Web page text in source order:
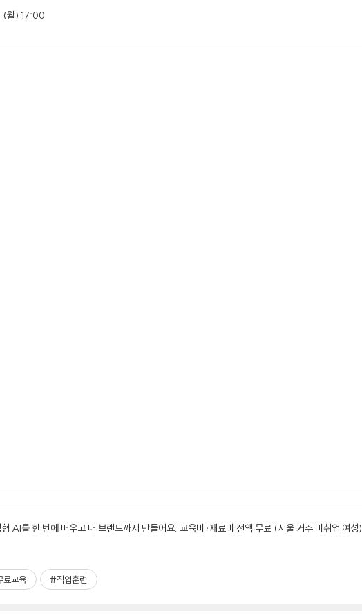
월) 17:00
AI를 한 번에 배우고 내 브랜드까지 만들어요. 교육비·재료비 전액 무료 (서울 거주 미취업 여성)
교육 #직업훈련